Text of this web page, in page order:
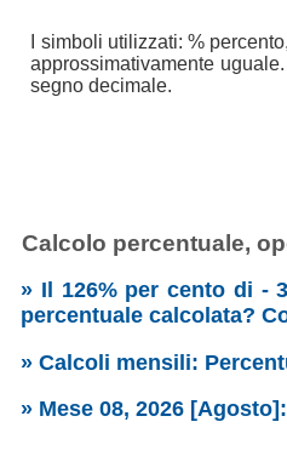
I simboli utilizzati: %
approssimativamente
segno decimale.
Calcolo percentuale,
» Il 126% per cento di -
percentuale calcolata?
» Calcoli mensili:
» Mese 08, 2026